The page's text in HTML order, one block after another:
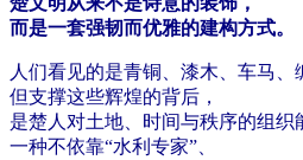
而是一套强韧而优雅的建构方式。
人们看见的是青铜、漆木、车马、
但支撑这些辉煌的背后，
是楚人对土地、时间与秩序的组
一种不依靠“水利专家”、